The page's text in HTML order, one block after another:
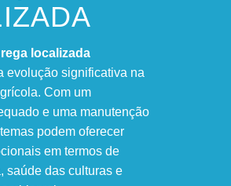
localizada
evolução significativa na
Com um
e uma manutenção
podem oferecer
em termos de
saúde das culturas e